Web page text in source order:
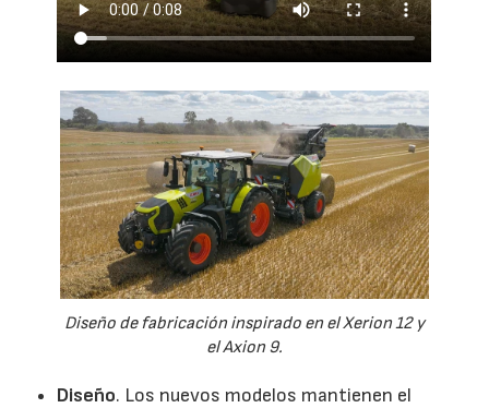
Diseño de fabricación inspirado en el Xerion 12 y
el Axion 9.
Diseño. Los nuevos modelos mantienen el